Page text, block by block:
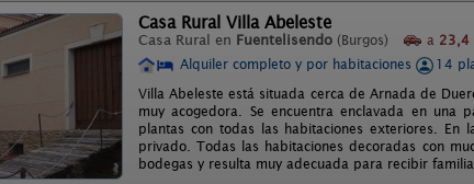
Casa Rural Villa Abeleste
Casa Rural en Fuentelisendo (Burgos) a 23,4
Alquiler completo y por habitaciones
14
Villa Abeleste está situada cerca de Arnada de
muy acogedora. Se encuentra enclavada en
plantas con todas las habitaciones exteriores.
privado. Todas las habitaciones decoradas con
bodegas y resulta muy adecuada para recibir